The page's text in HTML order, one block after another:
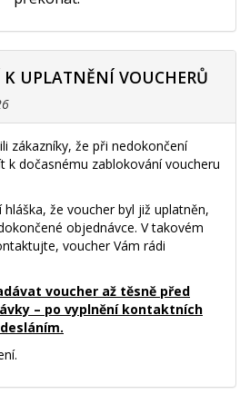
UPLATNĚNÍ VOUCHERŮ
zákazníky, že při nedokončení
k dočasnému zablokování voucheru
hláška, že voucher byl již uplatněn,
objednávce. V takovém
voucher Vám rádi
voucher až těsně před
– po vyplnění kontaktních